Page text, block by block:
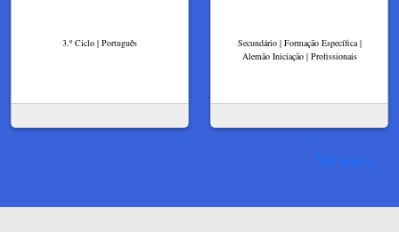
3.º Ciclo | Português
Secundário | Formação Específica |
Alemão Iniciação | Profissionais
Ver mais